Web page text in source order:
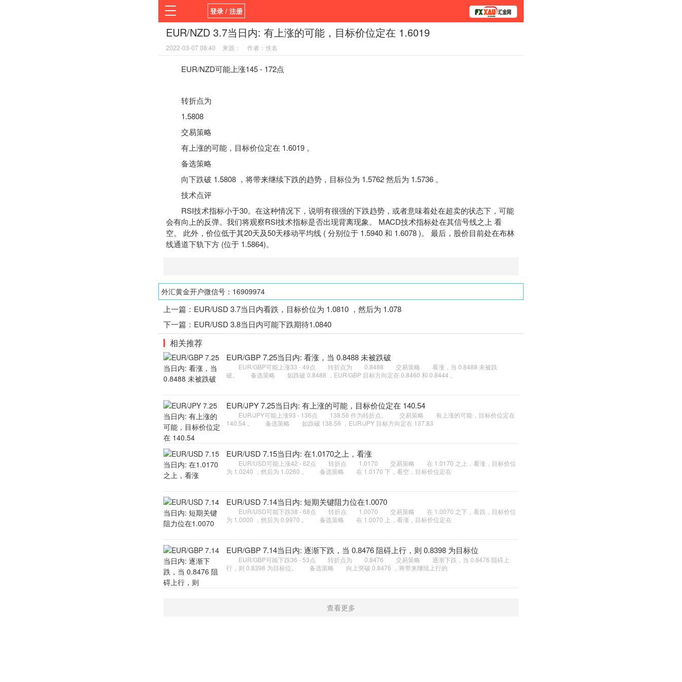
登录 / 注册
首页 新闻 观点 货币
平台
指标EA
EUR/NZD 3.7当日内: 有上涨的可能，目标价位定在 1.6019
2022-03-07 08:40 来源： 作者：佚名
EUR/NZD可能上涨145 - 172点
转折点为
1.5808
交易策略
有上涨的可能，目标价位定在 1.6019 。
备选策略
向下跌破 1.5808 ，将带来继续下跌的趋势，目标位为 1.5762 然后为 1.5736 。
技术点评
RSI技术指标小于30。在这种情况下，说明有很强的下跌趋势，或者意味着处在超卖的状态下，可能
会有向上的反弹。我们将观察RSI技术指标是否出现背离现象。 MACD技术指标处在其信号线之上 看
空。 此外，价位低于其20天及50天移动平均线 ( 分别位于 1.5940 和 1.6078 )。 最后，股价目前处在布林
线通道下轨下方 (位于 1.5864)。
外汇黄金开户微信号：16909974
上一篇： EUR/USD 3.7当日内看跌，目标价位为 1.0810 ，然后为 1.078
下一篇： EUR/USD 3.8当日内可能下跌期待1.0840
相关推荐
EUR/GBP 7.25当日内: 看涨，当 0.8488 未被跌破
EUR/GBP可能上涨33 - 49点 转折点为 0.8488 交易策略 看涨，当 0.8488 未被跌
破。 备选策略 如跌破 0.8488 ，EUR/GBP 目标方向定在 0.8460 和 0.8444 。
EUR/JPY 7.25当日内: 有上涨的可能，目标价位定在 140.54
EUR/JPY可能上涨93 - 136点 138.56 作为转折点。 交易策略 有上涨的可能，目标价位定在
140.54 。 备选策略 如跌破 138.56 ，EUR/JPY 目标方向定在 137.83
EUR/USD 7.15当日内: 在1.0170之上，看涨
EUR/USD可能上涨42 - 62点 转折点 1.0170 交易策略 在 1.0170 之上，看涨，目标价位
为 1.0240 ，然后为 1.0260 。 备选策略 在 1.0170 下，看空，目标价位定在
EUR/USD 7.14当日内: 短期关键阻力位在1.0070
EUR/USD可能下跌38 - 68点 转折点 1.0070 交易策略 在 1.0070 之下，看跌，目标价位
为 1.0000 ，然后为 0.9970 。 备选策略 在 1.0070 上，看涨，目标价位定在
EUR/GBP 7.14当日内: 逐渐下跌，当 0.8476 阻碍上行，则 0.8398 为目标位
EUR/GBP可能下跌36 - 53点 转折点为 0.8476 交易策略 逐渐下跌，当 0.8476 阻碍上
行，则 0.8398 为目标位。 备选策略 向上突破 0.8476 ，将带来继续上行的
查看更多